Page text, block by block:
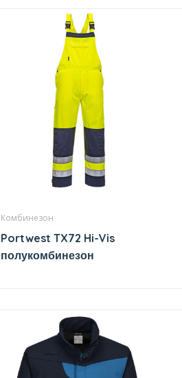
Комбинезон
Portwest TX72 Hi-Vis
полукомбинезон